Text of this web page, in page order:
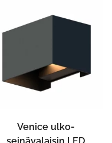
has
options
may
be
chosen
product
page
Venice ulko-